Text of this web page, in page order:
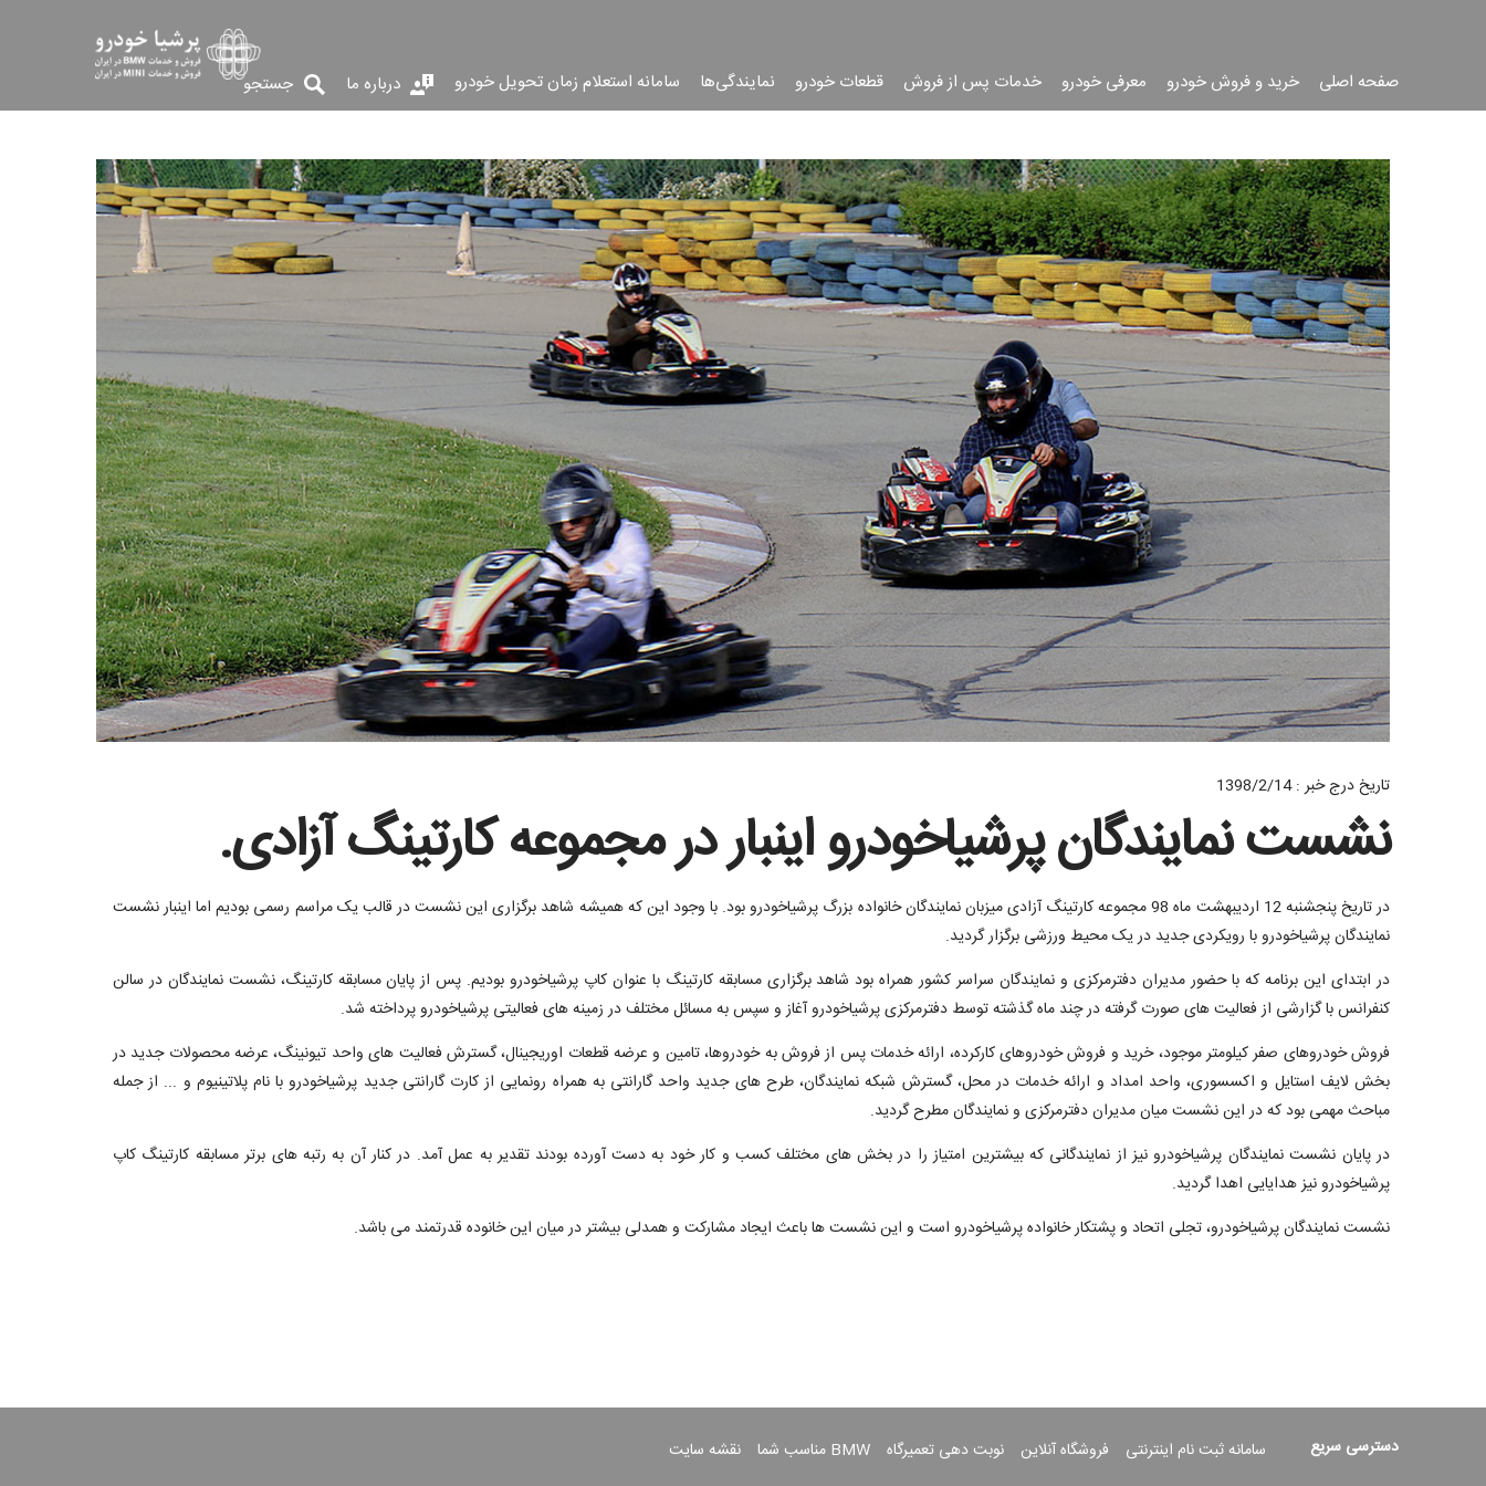
صفحه اصلی خرید و فروش خودرو معرفی خودرو خدمات پس از فروش قطعات خودرو نمایندگی‌ها سامانه استعلام زمان تحویل خودرو درباره ما جستجو
جست
جو
تاریخ درج خبر : 1398/2/14
نشست نمایندگان پرشیاخودرو اینبار در مجموعه کارتینگ آزادی.
در تاریخ پنجشنبه 12 اردیبهشت ماه 98 مجموعه کارتینگ آزادی میزبان نمایندگان خانواده بزرگ پرشیاخودرو بود. با وجود این که همیشه شاهد برگزاری این نشست در قالب یک مراسم رسمی بودیم اما اینبار نشست
نمایندگان پرشیاخودرو با رویکردی جدید در یک محیط ورزشی برگزار گردید.
در ابتدای این برنامه که با حضور مدیران دفترمرکزی و نمایندگان سراسر کشور همراه بود شاهد برگزاری مسابقه کارتینگ با عنوان کاپ پرشیاخودرو بودیم. پس از پایان مسابقه کارتینگ، نشست نمایندگان در سالن
کنفرانس با گزارشی از فعالیت های صورت گرفته در چند ماه گذشته توسط دفترمرکزی پرشیاخودرو آغاز و سپس به مسائل مختلف در زمینه های فعالیتی پرشیاخودرو پرداخته شد.
فروش خودروهای صفر کیلومتر موجود، خرید و فروش خودروهای کارکرده، ارائه خدمات پس از فروش به خودروها، تامین و عرضه قطعات اوریجینال، گسترش فعالیت های واحد تیونینگ، عرضه محصولات جدید در
بخش لایف استایل و اکسسوری، واحد امداد و ارائه خدمات در محل، گسترش شبکه نمایندگان، طرح های جدید واحد گارانتی به همراه رونمایی از کارت گارانتی جدید پرشیاخودرو با نام پلاتینیوم و ... از جمله
مباحث مهمی بود که در این نشست میان مدیران دفترمرکزی و نمایندگان مطرح گردید.
در پایان نشست نمایندگان پرشیاخودرو نیز از نمایندگانی که بیشترین امتیاز را در بخش های مختلف کسب و کار خود به دست آورده بودند تقدیر به عمل آمد. در کنار آن به رتبه های برتر مسابقه کارتینگ کاپ
پرشیاخودرو نیز هدایایی اهدا گردید.
نشست نمایندگان پرشیاخودرو، تجلی اتحاد و پشتکار خانواده پرشیاخودرو است و این نشست ها باعث ایجاد مشارکت و همدلی بیشتر در میان این خانوده قدرتمند می باشد.
دسترسی سریع سامانه ثبت نام اینترنتی فروشگاه آنلاین نوبت دهی تعمیرگاه BMW مناسب شما نقشه سایت